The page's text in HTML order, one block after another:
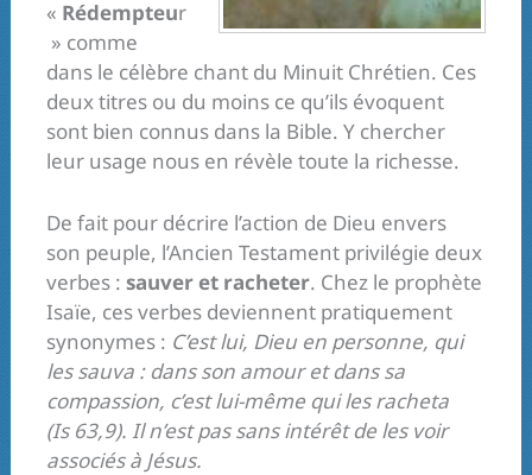
« Rédempteur
» comme
dans le célèbre chant du Minuit Chrétien. Ces
deux titres ou du moins ce qu’ils évoquent
sont bien connus dans la Bible. Y chercher
leur usage nous en révèle toute la richesse.
De fait pour décrire l’action de Dieu envers
son peuple, l’Ancien Testament privilégie deux
verbes :sauver et racheter. Chez le prophète
Isaïe, ces verbes deviennent pratiquement
synonymes : C’est lui, Dieu en personne, qui
les sauva : dans son amour et dans sa
compassion, c’est lui-même qui les racheta
(Is 63,9). Il n’est pas sans intérêt de les voir
associés à Jésus.